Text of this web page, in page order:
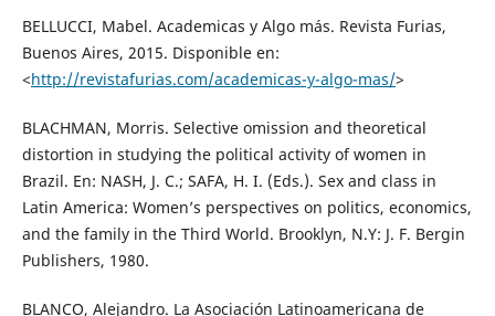
BELLUCCI, Mabel. Academicas y Algo más. Revista Furias,
Buenos Aires, 2015. Disponible en:
<http://revistafurias.com/academicas-y-algo-mas/>
BLACHMAN, Morris. Selective omission and theoretical
distortion in studying the political activity of women in
Brazil. En: NASH, J. C.; SAFA, H. I. (Eds.). Sex and class in
Latin America: Women’s perspectives on politics, economics,
and the family in the Third World. Brooklyn, N.Y: J. F. Bergin
Publishers, 1980.
BLANCO, Alejandro. La Asociación Latinoamericana de